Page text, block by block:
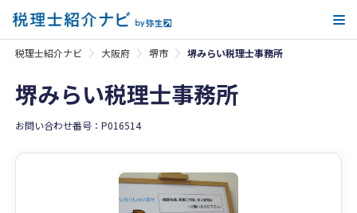
税理士紹介ナビ 大阪府 堺市 堺みらい税理士事務所
堺みらい税理士事務所
お問い合わせ番号：P016514